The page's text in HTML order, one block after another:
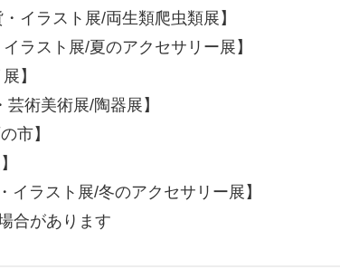
イラスト展/両生類爬虫類展】
ラスト展/夏のアクセサリー展】
】
術美術展/陶器展】
市】
ラスト展/冬のアクセサリー展】
合があります